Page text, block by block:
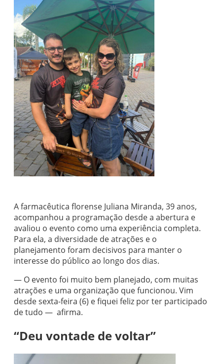
A farmacêutica florense Juliana Miranda, 39 anos,
acompanhou a programação desde a abertura e
avaliou o evento como uma experiência completa.
Para ela, a diversidade de atrações e o
planejamento foram decisivos para manter o
interesse do público ao longo dos dias.
— O evento foi muito bem planejado, com muitas
atrações e uma organização que funcionou. Vim
desde sexta-feira (6) e fiquei feliz por ter participado
de tudo — afirma.
“Deu vontade de voltar”